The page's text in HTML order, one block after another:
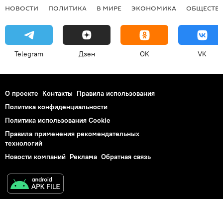
НОВОСТИ ПОЛИТИКА В МИРЕ ЭКОНОМИКА
Telegram Дзен OK VK
О проекте Контакты Правила использования
Политика конфиденциальности
Политика использования Cookie
Правила применения рекомендательных
технологий
Новости компаний Реклама Обратная связь